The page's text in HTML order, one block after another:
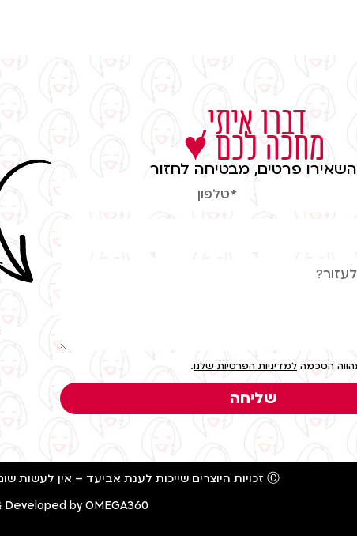
דברו איתי,
מחכה לכם ♥
השאירו פרטים, מבטיחה לחזור
הסכמה למדיניות הפרטיות שלנו.
שליחה
Ⓒ זכויות היוצרים שייכות לענת אביעד – אין לעשות שום שימוש בתוכן ללא אישור מראש ובכתב.
by OMEGA360 ♥